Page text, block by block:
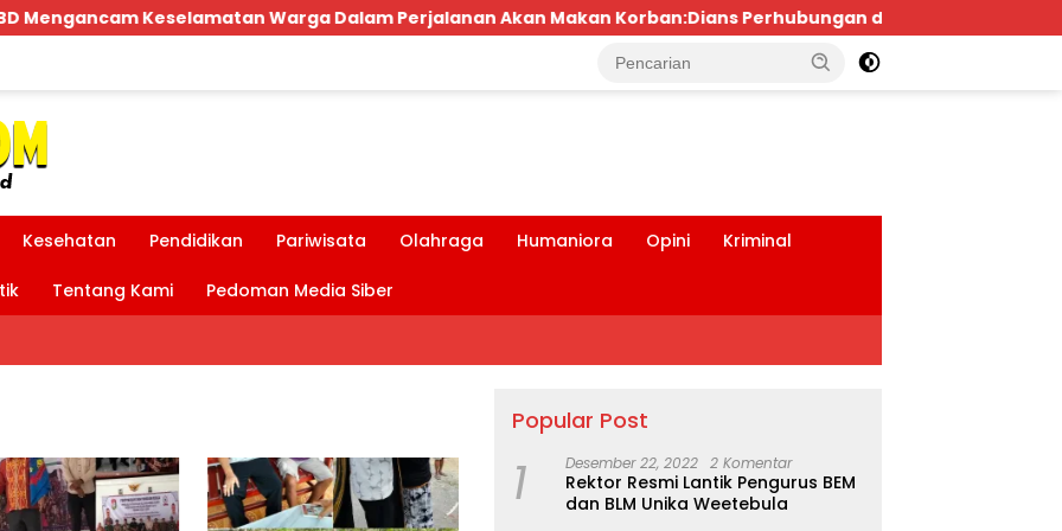
Warga Dalam Perjalanan Akan Makan Korban:Dians Perhubungan dan Satlantas Didesak Bertindak Tegas!
Kesehatan Pendidikan Pariwisata Olahraga Humaniora Opini Kriminal
Tentang Kami Pedoman Media Siber
Popular Post
1 Desember 22, 2022 2 Komentar
Rektor Resmi Lantik Pengurus BEM
dan BLM Unika Weetebula